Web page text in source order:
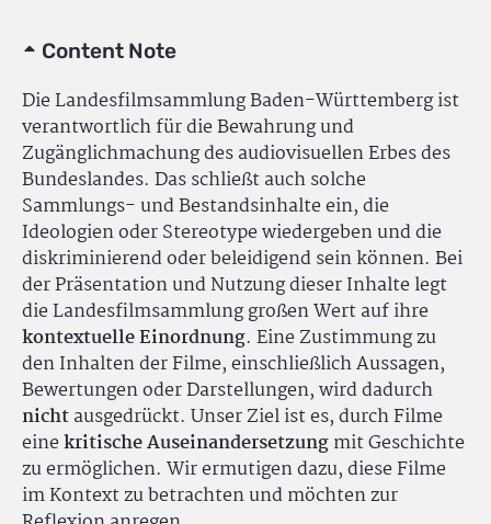
Content Note
Die Landesfilmsammlung Baden-Württemberg ist
verantwortlich für die Bewahrung und
Zugänglichmachung des audiovisuellen Erbes des
Bundeslandes. Das schließt auch solche
Sammlungs- und Bestandsinhalte ein, die
Ideologien oder Stereotype wiedergeben und die
diskriminierend oder beleidigend sein können. Bei
der Präsentation und Nutzung dieser Inhalte legt
die Landesfilmsammlung großen Wert auf ihre
kontextuelle Einordnung. Eine Zustimmung zu
den Inhalten der Filme, einschließlich Aussagen,
Bewertungen oder Darstellungen, wird dadurch
nichtausgedrückt. Unser Ziel ist es, durch Filme
einekritische Auseinandersetzungmit Geschichte
zu ermöglichen. Wir ermutigen dazu, diese Filme
im Kontext zu betrachten und möchten zur